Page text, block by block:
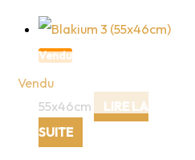
Vendu
55x46cm
LIRE LA
SUITE